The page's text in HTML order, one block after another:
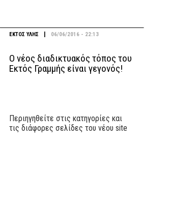
ΕΚΤΟΣ ΥΛΗΣ 06/06/2016 - 22:13
Ο νέος διαδικτυακός τόπος του
Εκτός Γραμμής είναι γεγονός!
Περιηγηθείτε στις κατηγορίες και
τις διάφορες σελίδες του νέου site